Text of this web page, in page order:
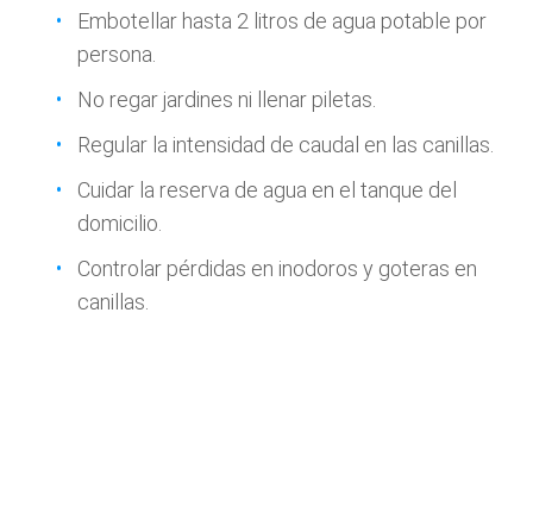
Embotellar hasta 2 litros de agua potable por
persona.
No regar jardines ni llenar piletas.
Regular la intensidad de caudal en las canillas.
Cuidar la reserva de agua en el tanque del
domicilio.
Controlar pérdidas en inodoros y goteras en
canillas.